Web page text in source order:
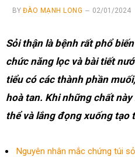
BY ĐÀO MẠNH LONG 02/01/2024
Sỏi thận là bệnh rất phổ
chức năng lọc và bài tiết
tiểu có các thành phần
hoà tan. Khi những chất
thể và lắng đọng xuống tạo
Nguyên nhân mắc chứng túi